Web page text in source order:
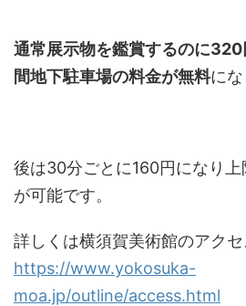
通常展示物を鑑賞するのに320
間地下駐車場の料金が無料にな
後は30分ごとに160円になり
が可能です。
詳しくは横須賀美術館のアク
https://www.yokosuka-
moa.jp/outline/access.html